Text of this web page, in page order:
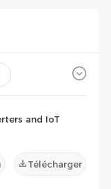
Autres(0)
and IoT
Télécharger